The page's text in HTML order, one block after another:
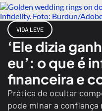
VIDA LEVE
‘Ele dizia
eu’: o que é
financeira e
Prática de ocultar
pode minar a confiança